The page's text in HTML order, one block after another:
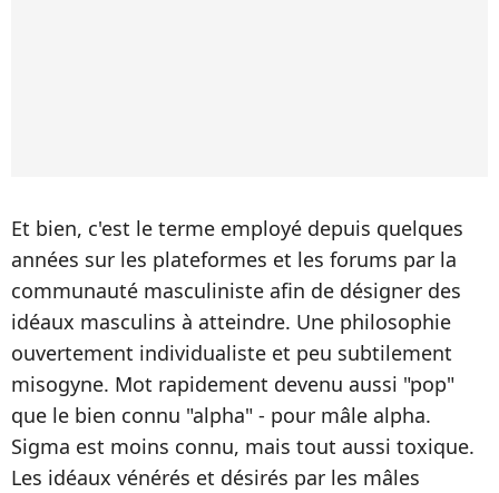
Et bien, c'est le terme employé depuis quelques
années sur les plateformes et les forums par la
communauté masculiniste afin de désigner des
idéaux masculins à atteindre. Une philosophie
ouvertement individualiste et peu subtilement
misogyne. Mot rapidement devenu aussi "pop"
que le bien connu "alpha" - pour mâle alpha.
Sigma est moins connu, mais tout aussi toxique.
Les idéaux vénérés et désirés par les mâles